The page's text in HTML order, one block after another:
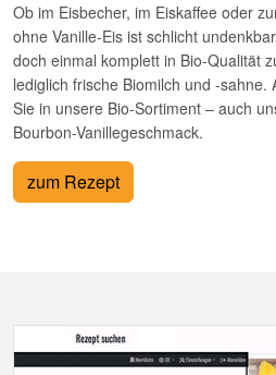
Ob im Eisbecher, im Eiskaffee oder
ohne Vanille-Eis ist schlicht
doch einmal komplett in Bio-Qualität
lediglich frische Biomilch und -sahne.
Sie in unsere Bio-Sortiment – auch
Bourbon-Vanillegeschmack.
zum Rezept